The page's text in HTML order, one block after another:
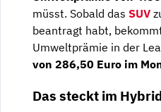
müsst. Sobald das SUV
beantragt habt,
Umweltprämie in der
von 286,50 Euro im
Das steckt im